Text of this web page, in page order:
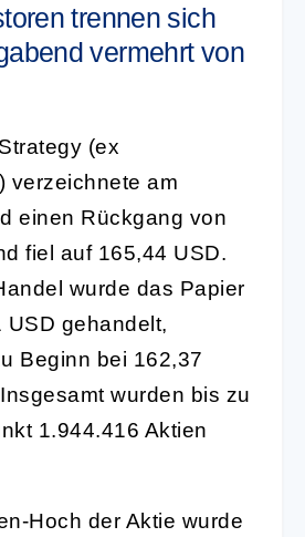
trennen sich
vermehrt von
(ex
verzeichnete am
einen Rückgang von
fiel auf 165,44 USD.
wurde das Papier
USD gehandelt,
Beginn bei 162,37
wurden bis zu
1.944.416 Aktien
Hoch der Aktie wurde